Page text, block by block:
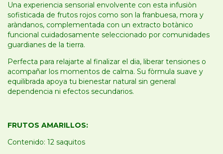
Una experiencia sensorial envolvente con esta infusiòn
sofisticada de frutos rojos como son la franbuesa, mora y
aràndanos, complementada con un extracto botànico
funcional cuidadosamente seleccionado por comunidades
guardianes de la tierra.
Perfecta para relajarte al finalizar el dia, liberar tensiones o
acompañar los momentos de calma. Su fòrmula suave y
equilibrada apoya tu bienestar natural sin general
dependencia ni efectos secundarios.
FRUTOS AMARILLOS:
Contenido: 12 saquitos